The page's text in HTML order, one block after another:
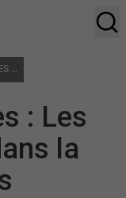
AUTOBUS SCOLAIRES : LES AUTOMOBILISTES DANS LA MIRE DES POLICIERS
: Les
la